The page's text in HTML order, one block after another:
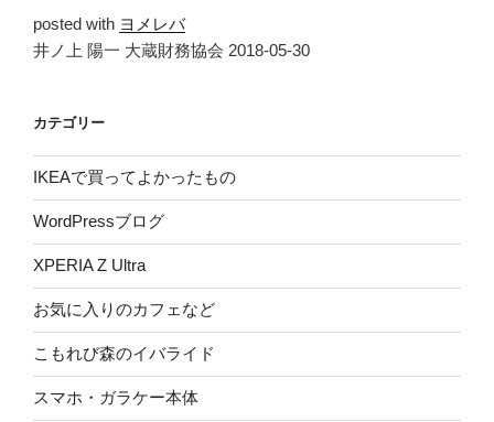
posted with ヨメレバ
井ノ上 陽一 大蔵財務協会 2018-05-30
カテゴリー
IKEAで買ってよかったもの
WordPressブログ
XPERIA Z Ultra
お気に入りのカフェなど
こもれび森のイバライド
スマホ・ガラケー本体